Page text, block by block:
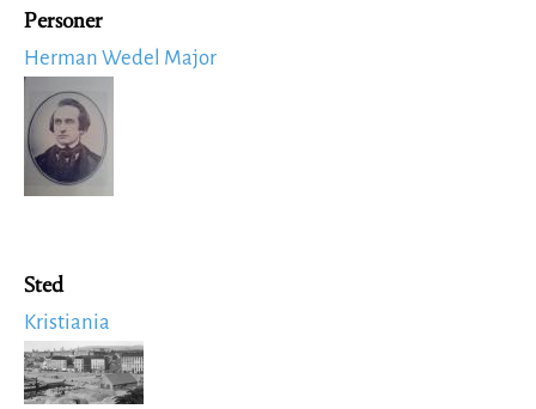
Personer
Herman Wedel Major
Image
Sted
Kristiania
Image